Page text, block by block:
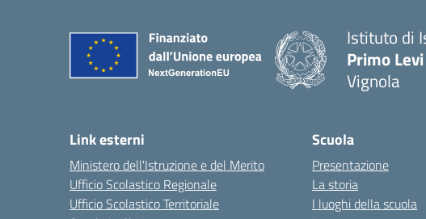
Istituto di
Primo Levi
Vignola
Link esterni
Ministero dell'Istruzione e del Merito
Ufficio Scolastico Regionale
Ufficio Scolastico Territoriale
Scuola
Presentazione
La storia
I luoghi della scuola